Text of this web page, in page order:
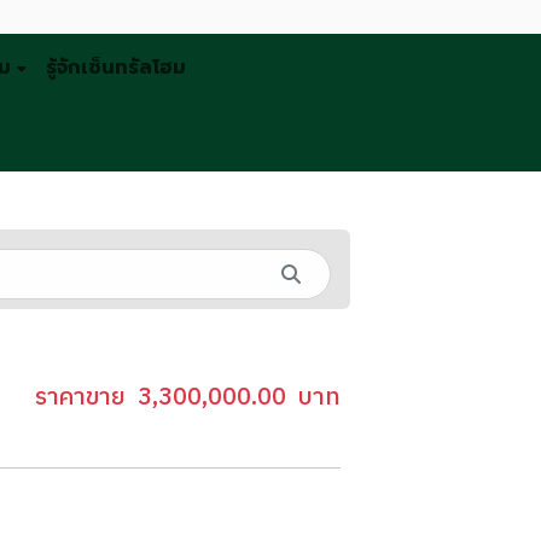
รู้จักเซ็นทรัลโฮม
ราคาขาย 3,300,000.00 บาท